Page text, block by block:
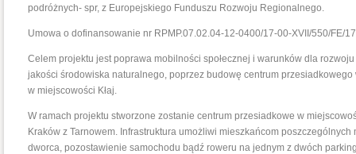
podróżnych- spr, z Europejskiego Funduszu Rozwoju Regionalnego.
Umowa o dofinansowanie nr RPMP.07.02.04-12-0400/17-00-XVII/550/FE/
Celem projektu jest poprawa mobilności społecznej i warunków dla
jakości środowiska naturalnego, poprzez budowę centrum
w miejscowości Kłaj.
W ramach projektu stworzone zostanie centrum przesiadkowe w
Kraków z Tarnowem. Infrastruktura umożliwi mieszkańcom
dworca, pozostawienie samochodu bądź roweru na jednym z dwóch